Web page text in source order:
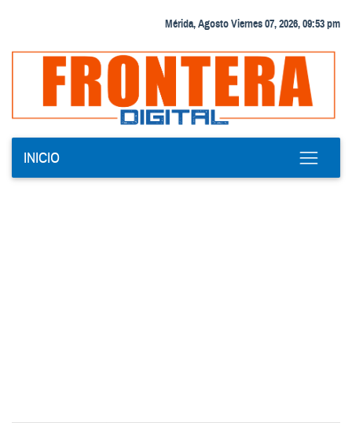
Mérida, Agosto Viernes 07, 2026, 09:53 pm
INICIO